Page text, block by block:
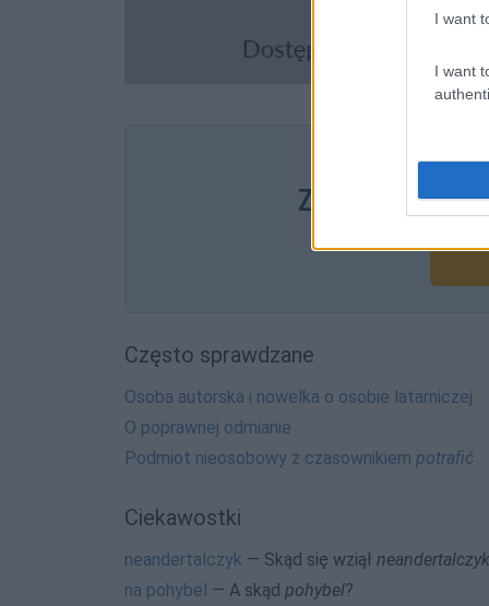
I want
I want
Pozostały
Zobacz, co
Często sprawdzane
Osoba autorska i nowelka o osobie latarniczej
O poprawnej odmianie
Podmiot nieosobowy z czasownikiem potrafić
Ciekawostki
neandertalczyk — Skąd się wziął neandertalczyk
na pohybel — A skąd pohybel?